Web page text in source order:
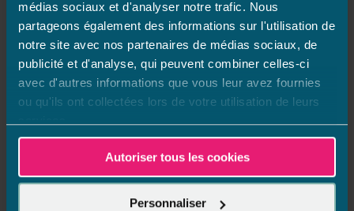
médias sociaux et d'analyser notre trafic. Nous
partageons également des informations sur l'utilisation de
notre site avec nos partenaires de médias sociaux, de
publicité et d'analyse, qui peuvent combiner celles-ci
avec d'autres informations que vous leur avez fournies
ou qu'ils ont collectées lors de votre utilisation de leurs
Autoriser tous les cookies
Personnaliser
dudéveloppement durable !